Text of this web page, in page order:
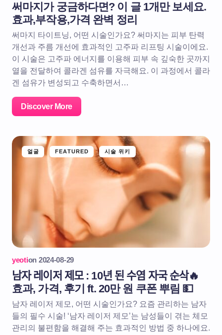
써마지가 궁금하다면? 이 글 1개만 보세요.
효과,부작용,가격 완벽 정리
써마지 타이트닝, 어떤 시술인가요? 써마지는 피부 탄력
개선과 주름 개선에 효과적인 고주파 리프팅 시술이에요.
이 시술은 고주파 에너지를 이용해 피부 속 깊숙한 곳까지
열을 전달하여 콜라겐 섬유를 자극해요. 이 과정에서 콜라
겐 섬유가 변성되고 수축하면서…
Discover More
얼굴 FEATURED 시술 위키
yeotion 2024-08-29
남자 레이저 제모 : 10년 된 수염 자국 순삭🔥
효과, 가격, 후기 ft. 20만 원 쿠폰 뿌림 💵
남자 레이저 제모, 어떤 시술인가요? 요즘 관리하는 남자
들의 필수 시술! ‘남자 레이저 제모’는 남성들이 겪는 체모
관리의 불편함을 해결해 주는 효과적인 방법 중 하나에요.